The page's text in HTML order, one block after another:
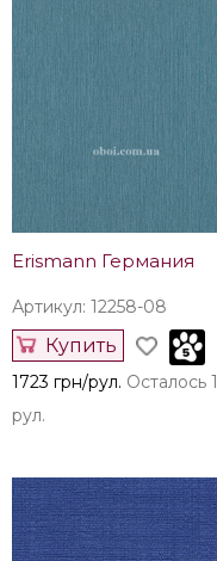
Erismann Германия
Артикул: 12258-08
Купить
1723 грн/рул. Осталось 1
рул.